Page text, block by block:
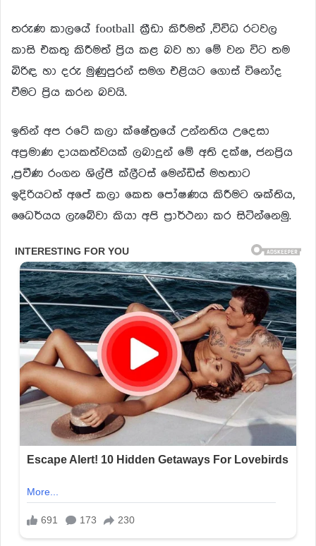
තරුණ කාලයේ football ක්‍රීඩා කිරීමත් ,විවිධ රටවල
කාසි එකතු කිරීමත් ප්‍රිය කළ බව හා මේ වන විට තම
බිරිඳ හා දරු මුණුපුරන් සමග එළියට ගොස් විනෝද
වීමට ප්‍රිය කරන බවයි.
ඉතින් අප රටේ කලා ක්ෂේත්‍රයේ උන්නතිය උදෙසා
අප්‍රමාණ දායකත්වයක් ලබාදුන් මේ අති දක්ෂ, ජනප්‍රිය
,ප්‍රවීණ රංගන ශිල්පී ක්ලීටස් මෙන්ඩිස් මහතාට
ඉදිරියටත් අපේ කලා කෙත පෝෂණය කිරීමට ශක්තිය,
ධෛර්යය ලැබේවා කියා අපි ප්‍රාර්ථනා කර සිටින්නෙමු.